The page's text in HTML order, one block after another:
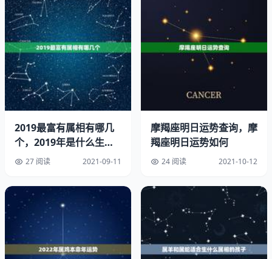
农历年是按照农历正月初一开始的。
2、属相是按24节气还是初一:12生肖是按农历新年来划分
还是24节气中的立春划分？
年份生肖是以24节气中的立春划分
2019最富有属相有哪几
个，2019年是什么生肖
年 27 阅读 2021-09-11
摩羯座明日运势查询，摩
羯座明日运势如何
24 阅读 2021-10-12